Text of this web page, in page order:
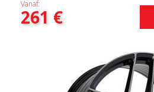
Geschikt voor de meeste
U kiest welke kleur en wij
ABS355 zo populair gemaakt
model is supercaaf, de vorm
ontwerp is stijlvol. Dit
Vanaf:
261 €